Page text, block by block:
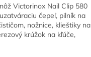
Victorinox Nail Clip 580
čepeľ, pilník na
nožnice, klieštiky na
krúžok na kľúče,